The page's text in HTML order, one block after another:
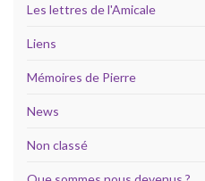
Les lettres de l'Amicale
Liens
Mémoires de Pierre
News
Non classé